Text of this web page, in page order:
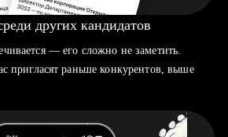
других кандидатов
— его сложно не заметить.
пригласят раньше конкурентов, выше